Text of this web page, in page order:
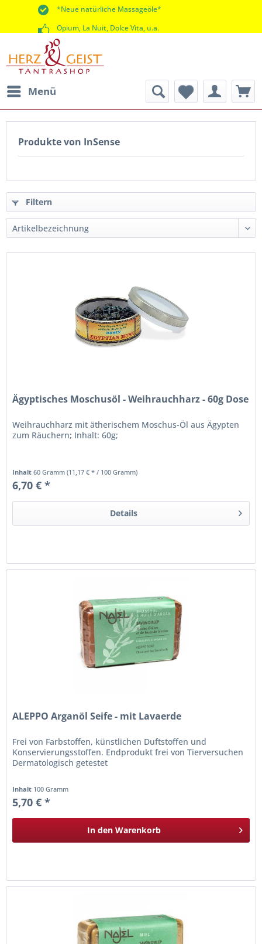
*Neue natürliche Massageöle*
Opium, La Nuit, Dolce Vita, u.a.
*60 Tage Rückgaberecht*
Menü
Produkte von InSense
Filtern
Ägyptisches Moschusöl - Weihrauchharz - 60g Dose
Weihrauchharz mit ätherischem Moschus-Öl aus Ägypten
zum Räuchern; Inhalt: 60g;
Inhalt60 Gramm(11,17 € * / 100 Gramm)
6,70 € *
Details
ALEPPO Arganöl Seife - mit Lavaerde
Frei von Farbstoffen, künstlichen Duftstoffen und
Konservierungsstoffen. Endprodukt frei von Tierversuchen
Dermatologisch getestet
Inhalt 100 Gramm
5,70 € *
In den Warenkorb